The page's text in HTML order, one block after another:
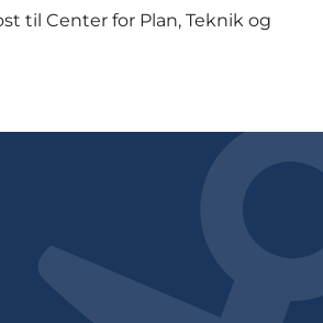
til Center for Plan, Teknik og